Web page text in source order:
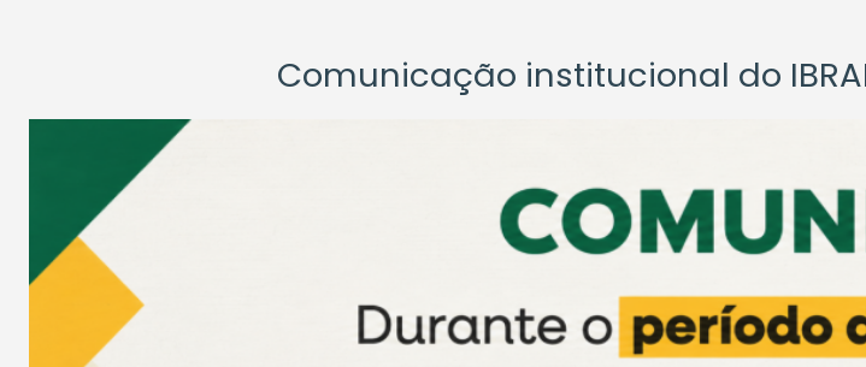
Comunicação institucional do